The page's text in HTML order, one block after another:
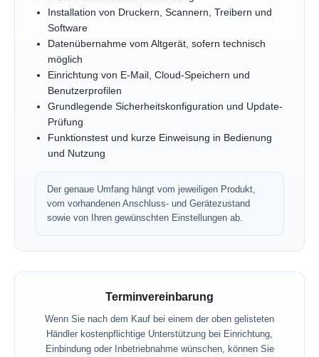
Installation von Druckern, Scannern, Treibern und
Software
Datenübernahme vom Altgerät, sofern technisch
möglich
Einrichtung von E-Mail, Cloud-Speichern und
Benutzerprofilen
Grundlegende Sicherheitskonfiguration und Update-
Prüfung
Funktionstest und kurze Einweisung in Bedienung
und Nutzung
Der genaue Umfang hängt vom jeweiligen Produkt,
vom vorhandenen Anschluss- und Gerätezustand
sowie von Ihren gewünschten Einstellungen ab.
Terminvereinbarung
Wenn Sie nach dem Kauf bei einem der oben gelisteten
Händler kostenpflichtige Unterstützung bei Einrichtung,
Einbindung oder Inbetriebnahme wünschen, können Sie